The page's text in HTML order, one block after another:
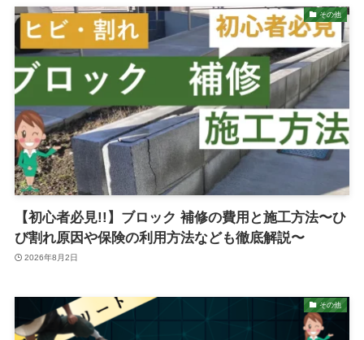
その他
【初心者必見!!】ブロック 補修の費用と施工方法〜ひ
び割れ原因や保険の利用方法なども徹底解説〜
2026年8月2日
その他